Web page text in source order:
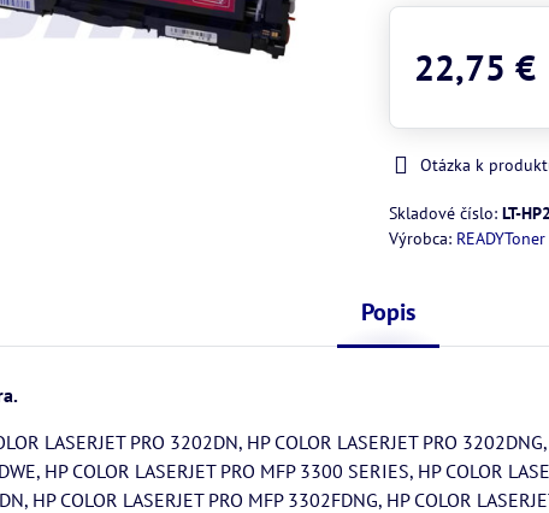
22,75 €
Otázka k
Skladové číslo: LT-
Výrobca: READYToner
Popis
LASERJET PRO 3202DN, HP COLOR LASERJET PRO
HP COLOR LASERJET PRO MFP 3300 SERIES, HP COLOR
HP COLOR LASERJET PRO MFP 3302FDNG, HP COLOR